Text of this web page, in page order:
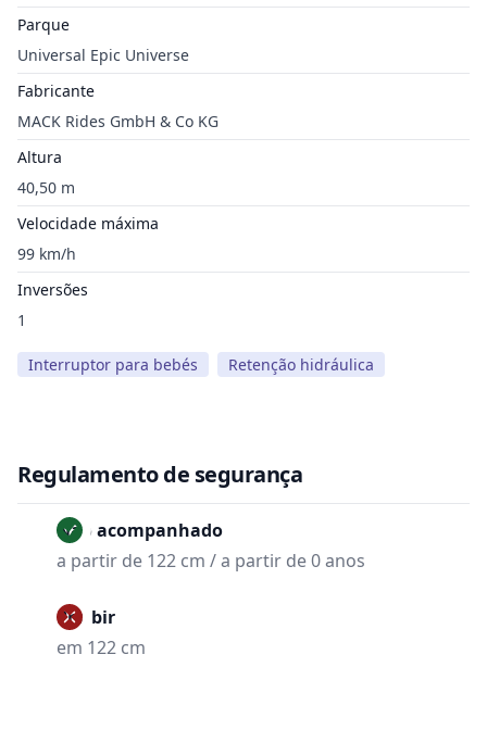
Parque
Universal Epic Universe
Fabricante
MACK Rides GmbH & Co KG
Altura
40,50 m
Velocidade máxima
99 km/h
Inversões
1
Interruptor para bebés Retenção hidráulica
Regulamento de segurança
Não acompanhado
a partir de 122 cm / a partir de 0 anos
Proibir
em 122 cm